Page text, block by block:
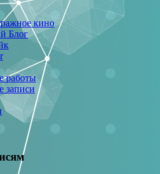
кино
Блог
работы
записи